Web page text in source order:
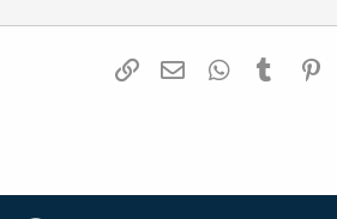
Reddit
Pinterest
Tumblr
WhatsAppדואר אלקטרוני